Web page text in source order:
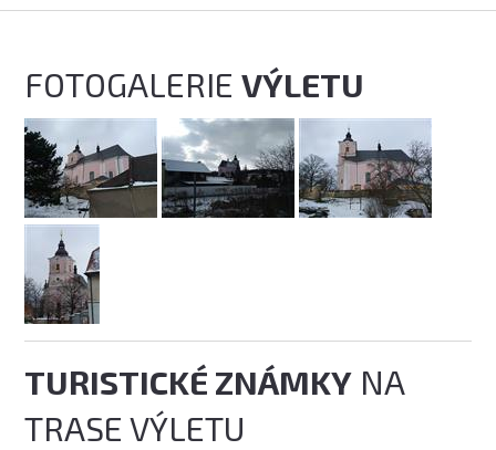
FOTOGALERIEVÝLETU
TURISTICKÉ ZNÁMKY NA
TRASE VÝLETU